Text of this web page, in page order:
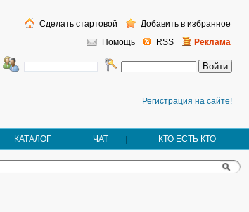
Регистрация на сайте!
Помощь RSS Реклама
Сделать стартовой Добавить в избранное
КАТАЛОГ ЧАТ КТО ЕСТЬ КТО